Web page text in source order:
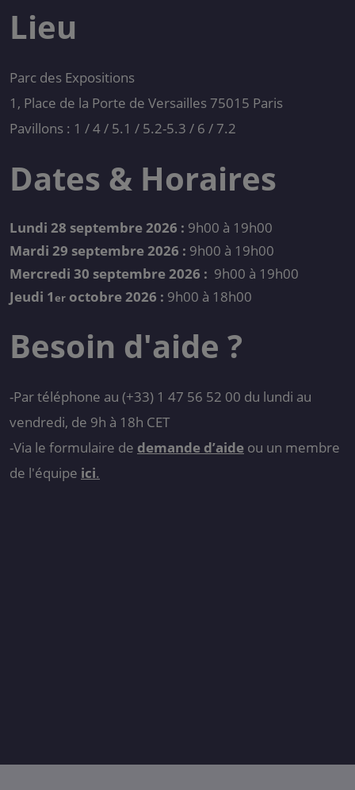
Lieu
Parc des Expositions
1, Place de la Porte de Versailles 75015 Paris
Pavillons : 1 / 4 / 5.1 / 5.2-5.3 / 6 / 7.2
Dates & Horaires
Lundi 28 septembre 2026 : 9h00 à 19h00
Mardi 29 septembre 2026 : 9h00 à 19h00
Mercredi 30 septembre 2026 : 9h00 à 19h00
Jeudi 1er octobre 2026 : 9h00 à 18h00
Besoin d'aide ?
-Par téléphone au (+33) 1 47 56 52 00 du lundi au
vendredi, de 9h à 18h CET
-Via le formulaire de demande d’aide ou un membre
de l'équipe ici.